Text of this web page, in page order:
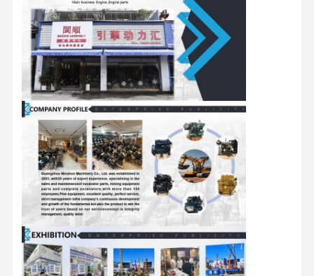
Dieselmotor
MITSUBISHI-Maschine
Baggermotor
Maschinenwiederaufbauenausrüstung
Injektionspumpe
Turbolader-Versammlung
Andere Motorteile
Elektronisches Kontrollsystem
Elektrische Komponenten von Motoren
Kraftstoffsystem des Motors